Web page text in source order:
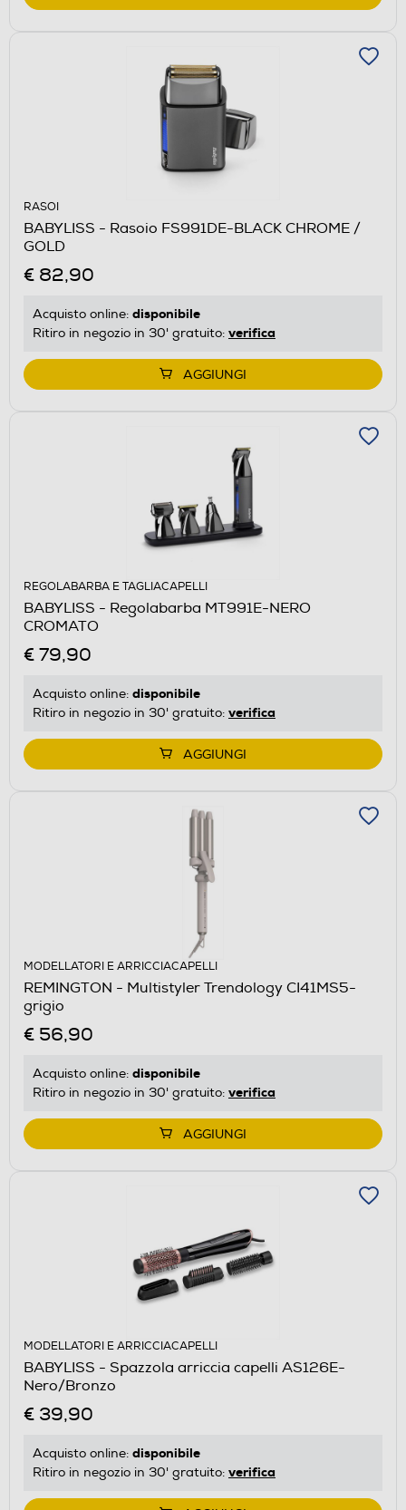
RASOI
BABYLISS - Rasoio FS991DE-BLACK CHROME /
GOLD
€ 82,90
Acquisto online: disponibile
Ritiro in negozio in 30' gratuito: verifica
AGGIUNGI
REGOLABARBA E TAGLIACAPELLI
BABYLISS - Regolabarba MT991E-NERO
CROMATO
€ 79,90
Acquisto online: disponibile
Ritiro in negozio in 30' gratuito: verifica
AGGIUNGI
MODELLATORI E ARRICCIACAPELLI
REMINGTON - Multistyler Trendology CI41MS5-
grigio
€ 56,90
Acquisto online: disponibile
Ritiro in negozio in 30' gratuito: verifica
AGGIUNGI
MODELLATORI E ARRICCIACAPELLI
BABYLISS - Spazzola arriccia capelli AS126E-
Nero/Bronzo
€ 39,90
Acquisto online: disponibile
Ritiro in negozio in 30' gratuito: verifica